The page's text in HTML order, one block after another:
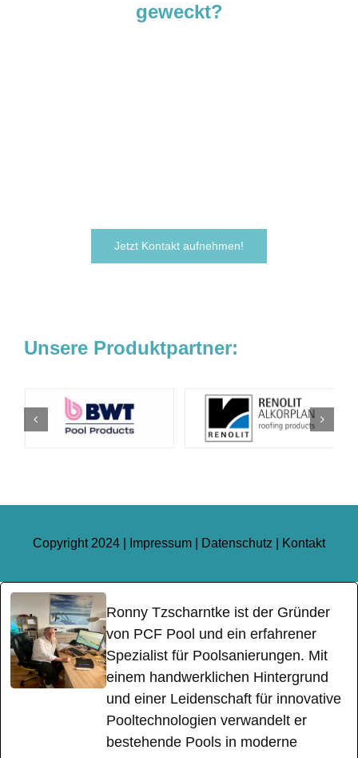
geweckt?
Jetzt Kontakt aufnehmen!
Unsere Produktpartner:
Copyright 2024 | Impressum Datenschutz Kontakt
Ronny Tzscharntke ist der Gründer
von PCF Pool und ein erfahrener
Spezialist für Poolsanierungen. Mit
einem handwerklichen Hintergrund
und einer Leidenschaft für innovative
Pooltechnologien verwandelt er
bestehende Pools in moderne